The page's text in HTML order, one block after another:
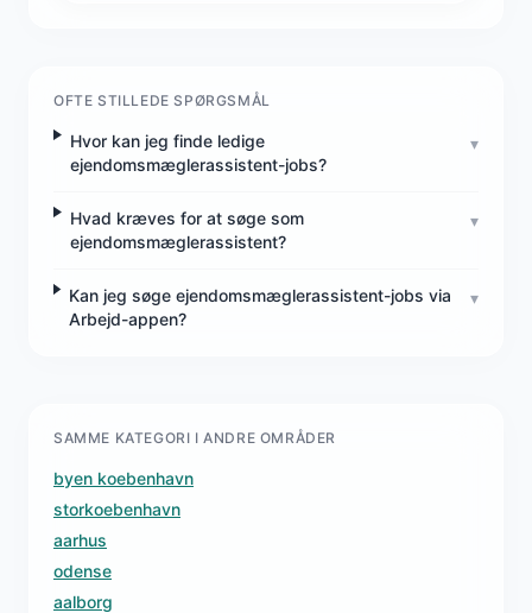
OFTE STILLEDE SPØRGSMÅL
Hvor kan jeg finde ledige
ejendomsmæglerassistent-jobs?
▾
Hvad kræves for at søge som
ejendomsmæglerassistent?
▾
Kan jeg søge ejendomsmæglerassistent-jobs via
Arbejd-appen?
▾
SAMME KATEGORI I ANDRE OMRÅDER
byen koebenhavn
storkoebenhavn
aarhus
odense
aalborg